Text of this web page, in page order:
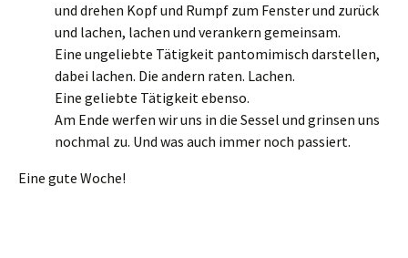
und drehen Kopf und Rumpf zum Fenster und zurück
und lachen, lachen und verankern gemeinsam.
Eine ungeliebte Tätigkeit pantomimisch darstellen,
dabei lachen. Die andern raten. Lachen.
Eine geliebte Tätigkeit ebenso.
Am Ende werfen wir uns in die Sessel und grinsen uns
nochmal zu. Und was auch immer noch passiert.
Eine gute Woche!